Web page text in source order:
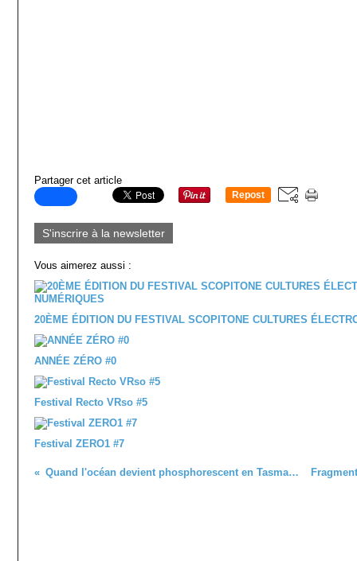
Partager cet article
Repost
S'inscrire à la newsletter
Vous aimerez aussi :
20ÈME ÉDITION DU FESTIVAL SCOPITONE CULTURES
ANNÉE ZÉRO #0
Festival Recto VRso #5
Festival ZERO1 #7
Quand l'océan devient phosphorescent en Tasmanie